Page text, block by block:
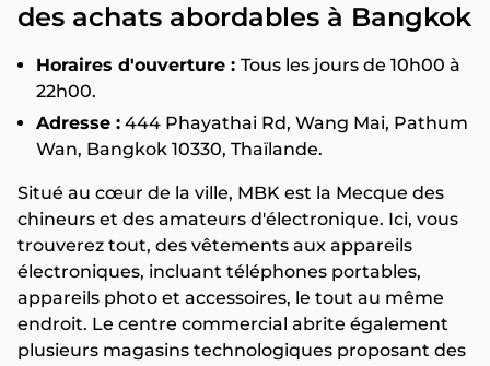
des achats abordables à Bangkok
Horaires d'ouverture : Tous les jours de 10h00 à
22h00.
Adresse : 444 Phayathai Rd, Wang Mai, Pathum
Wan, Bangkok 10330, Thaïlande.
Situé au cœur de la ville, MBK est la Mecque des
chineurs et des amateurs d'électronique. Ici, vous
trouverez tout, des vêtements aux appareils
électroniques, incluant téléphones portables,
appareils photo et accessoires, le tout au même
endroit. Le centre commercial abrite également
plusieurs magasins technologiques proposant des